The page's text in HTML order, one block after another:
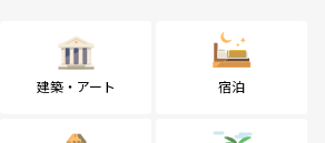
建築・アート 宿泊